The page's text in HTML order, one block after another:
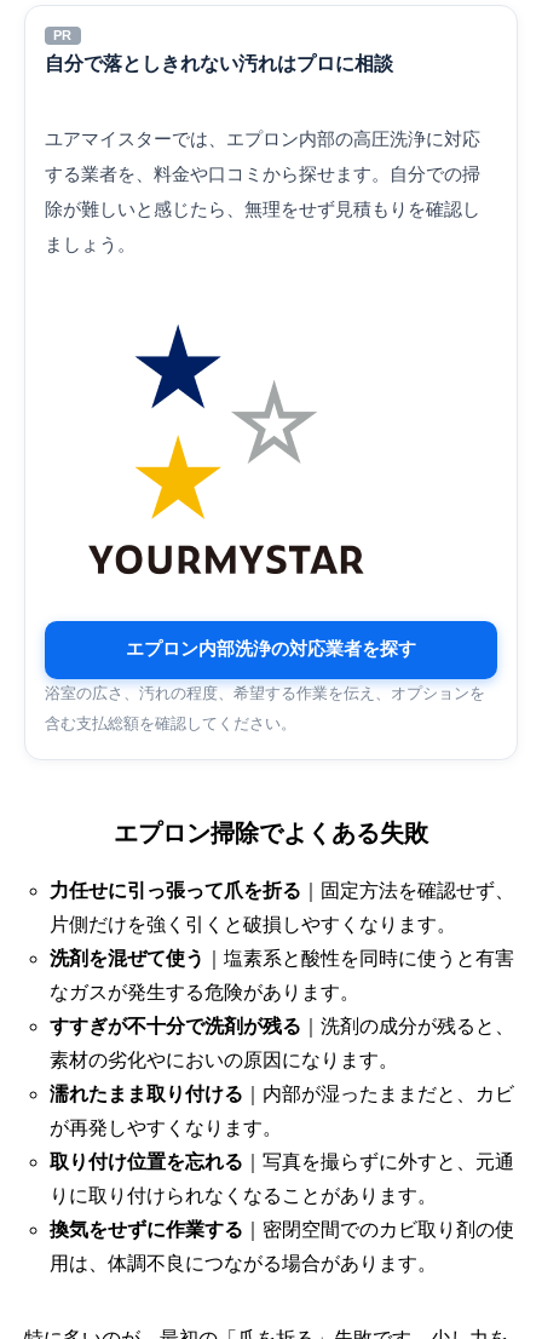
PR
自分で落としきれない汚れはプロに相談
ユアマイスターでは、エプロン内部の高圧洗浄に対応
する業者を、料金や口コミから探せます。自分での掃
除が難しいと感じたら、無理をせず見積もりを確認し
ましょう。
エプロン内部洗浄の対応業者を探す
浴室の広さ、汚れの程度、希望する作業を伝え、オプションを
含む支払総額を確認してください。
エプロン掃除でよくある失敗
力任せに引っ張って爪を折る ｜固定方法を確認せず、
片側だけを強く引くと破損しやすくなります。
洗剤を混ぜて使う
｜塩素系と酸性を同時に使うと有害
なガスが発生する危険があります。
すすぎが不十分で洗剤が残る ｜洗剤の成分が残ると、
素材の劣化やにおいの原因になります。
濡れたまま取り付ける ｜内部が湿ったままだと、カビ
が再発しやすくなります。
取り付け位置を忘れる ｜写真を撮らずに外すと、元通
りに取り付けられなくなることがあります。
換気をせずに作業する ｜密閉空間でのカビ取り剤の使
用は、体調不良につながる場合があります。